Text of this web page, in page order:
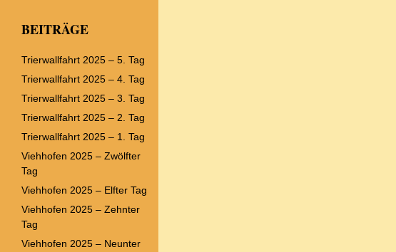
BEITRÄGE
Trierwallfahrt 2025 – 5. Tag
Trierwallfahrt 2025 – 4. Tag
Trierwallfahrt 2025 – 3. Tag
Trierwallfahrt 2025 – 2. Tag
Trierwallfahrt 2025 – 1. Tag
Viehhofen 2025 – Zwölfter
Tag
Viehhofen 2025 – Elfter Tag
Viehhofen 2025 – Zehnter
Tag
Viehhofen 2025 – Neunter